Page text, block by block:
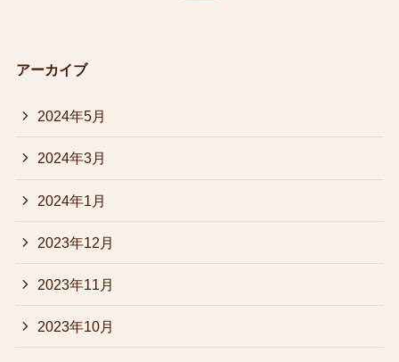
アーカイブ
2024年5月
2024年3月
2024年1月
2023年12月
2023年11月
2023年10月